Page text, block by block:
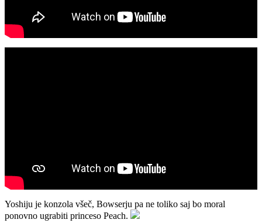
Yoshiju je konzola všeč, Bowserju pa ne toliko saj bo moral
ponovno ugrabiti princeso Peach.